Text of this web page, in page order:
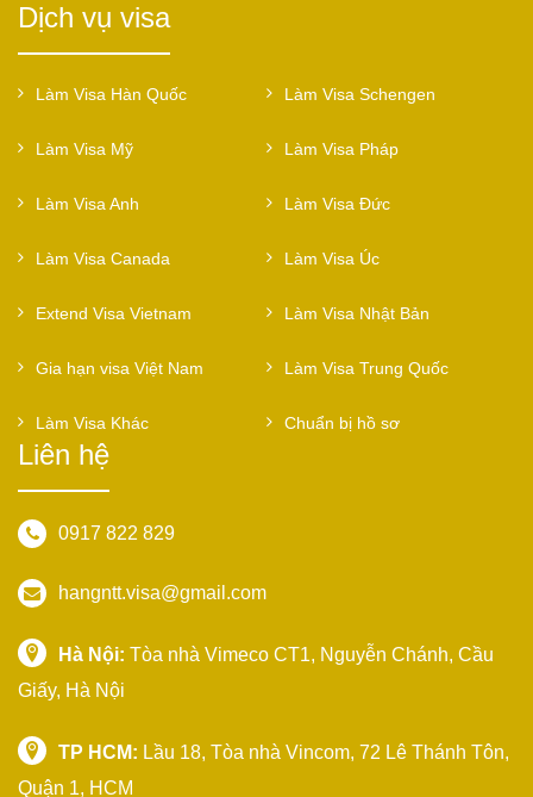
Dịch vụ visa
Làm Visa Hàn Quốc Làm Visa Schengen
Làm Visa Mỹ Làm Visa Pháp
Làm Visa Anh Làm Visa Đức
Làm Visa Canada Làm Visa Úc
Extend Visa Vietnam Làm Visa Nhật Bản
Gia hạn visa Việt Nam Làm Visa Trung Quốc
Làm Visa Khác Chuẩn bị hồ sơ
Liên hệ
0917 822 829
hangntt.visa@gmail.com
Hà Nội: Tòa nhà Vimeco CT1, Nguyễn Chánh, Cầu
Giấy, Hà Nội
TP HCM: Lầu 18, Tòa nhà Vincom, 72 Lê Thánh Tôn,
Quận 1, HCM